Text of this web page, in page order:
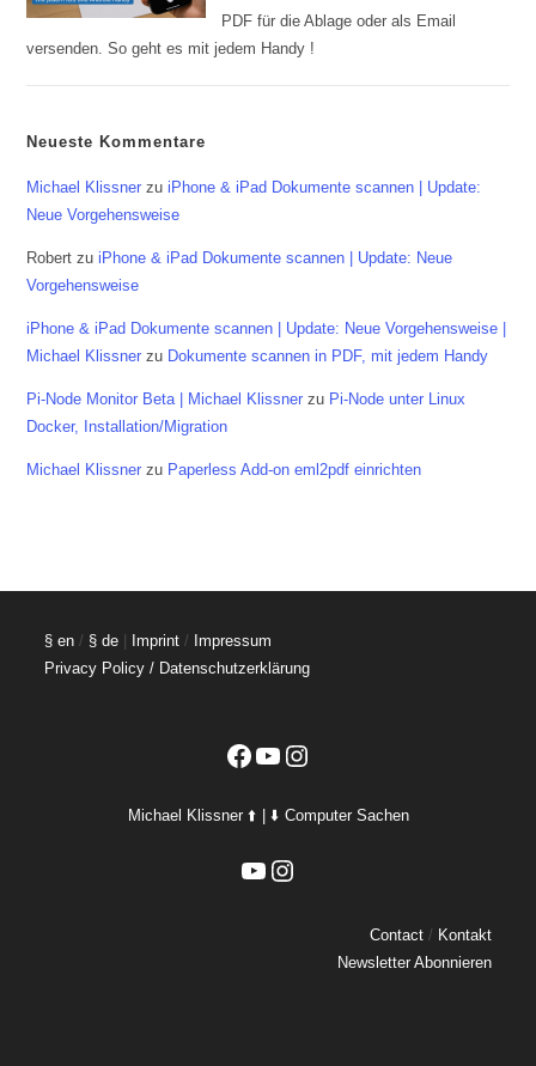
PDF für die Ablage oder als Email
versenden. So geht es mit jedem Handy !
Neueste Kommentare
Michael Klissner zuiPhone & iPad Dokumente scannen | Update:
Neue Vorgehensweise
Robert zuiPhone & iPad Dokumente scannen | Update: Neue
Vorgehensweise
iPhone & iPad Dokumente scannen | Update: Neue Vorgehensweise |
Michael Klissner zu Dokumente scannen in PDF, mit jedem Handy
Pi-Node Monitor Beta | Michael Klissner zu Pi-Node unter Linux
Docker, Installation/Migration
Michael Klissner zu Paperless Add-on eml2pdf einrichten
§ en / § de | Imprint / Impressum
Privacy Policy / Datenschutzerklärung
Facebook
YouTubeInstagram
Michael Klissner ⬆️ | ⬇️ Computer Sachen
YouTubeInstagram
Contact/ Kontakt
Newsletter Abonnieren